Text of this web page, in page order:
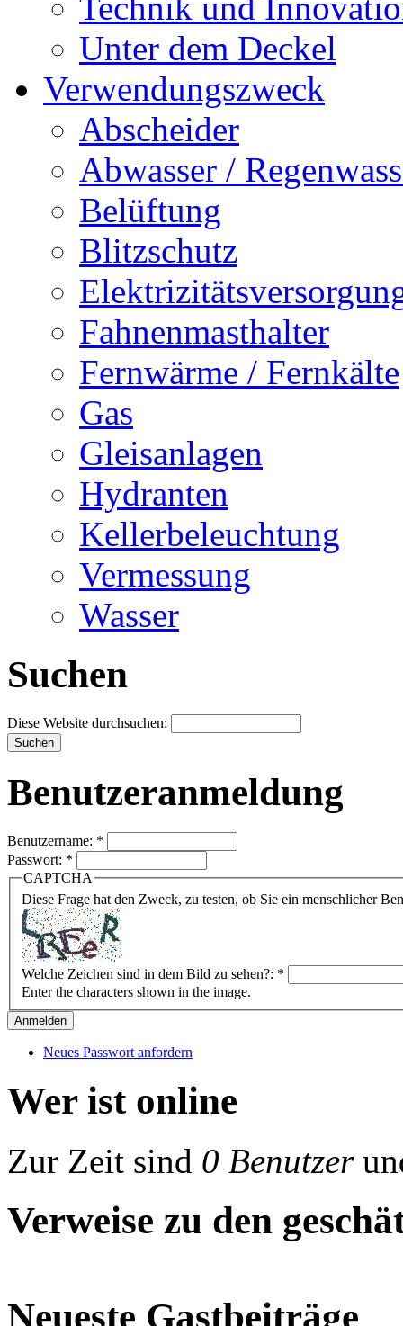
Unter dem Deckel
Verwendungszweck
Abscheider
Abwasser /
Belüftung
Blitzschutz
Fahnenmasthalter
Fernwärme / Fernkälte
Gas
Gleisanlagen
Hydranten
Kellerbeleuchtung
Vermessung
Wasser
Suchen
Diese Website durchsuchen:
Benutzeranmeldung
Benutzername: *
Passwort: *
CAPTCHA
Diese Frage hat den Zweck, zu testen, ob Sie ein menschlicher
Welche Zeichen sind in dem Bild zu sehen?: *
Enter the characters shown in the image.
Neues Passwort anfordern
Wer ist online
Zur Zeit sind 0 Benutzer
Verweise zu den
Neueste Gastbeiträge